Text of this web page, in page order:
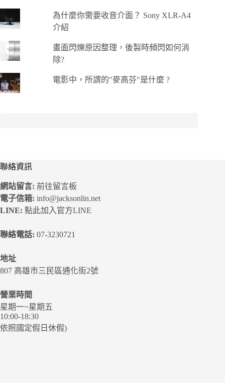
為什麼你需要收音介面？ Sony XLR-A4
介紹
畫面閃爍原因整理，後製時頻閃如何消
除?
電影中，所謂的"麥高芬"是什麼 ?
聯絡資訊
網站留言: 前往留言板
電子信箱: info@jacksonlin.net
LINE: 點此加入官方LINE
聯絡電話: 07-3230721
地址
807 高雄市三民區通化街2號
營業時間
星期一~星期五
10:00-18:30
依照國定假日休假)